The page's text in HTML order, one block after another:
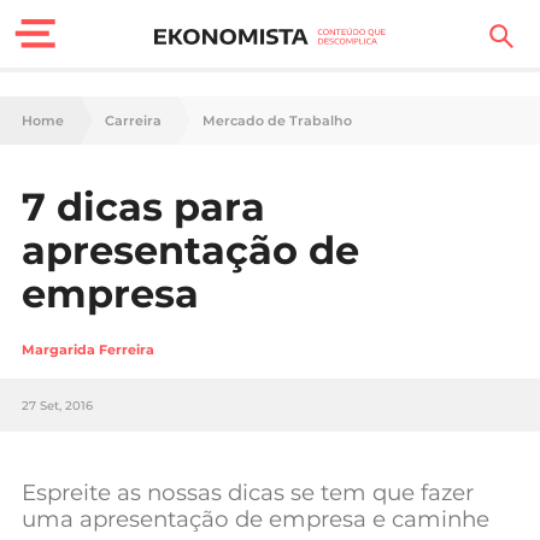
Finanças Pessoais
Carreira
Casa
Lifestyle
Sociedade
Negócios
Home Carreira Mercado de Trabalho
7 dicas para
apresentação de
empresa
Margarida Ferreira
27 Set, 2016
Espreite as nossas dicas se tem que fazer
uma apresentação de empresa e caminhe